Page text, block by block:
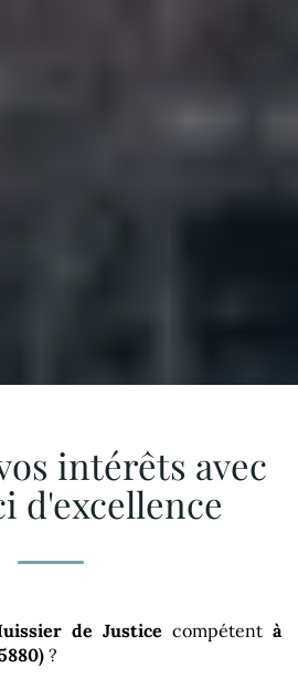
intérêts avec
d'excellence
de Justice compétent à
?